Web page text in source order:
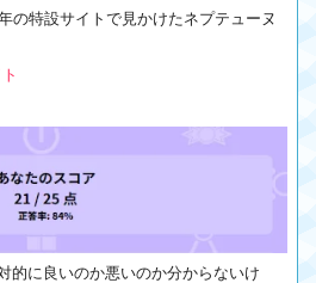
の特設サイトで見かけたネプテューヌ
的に良いのか悪いのか分からないけ